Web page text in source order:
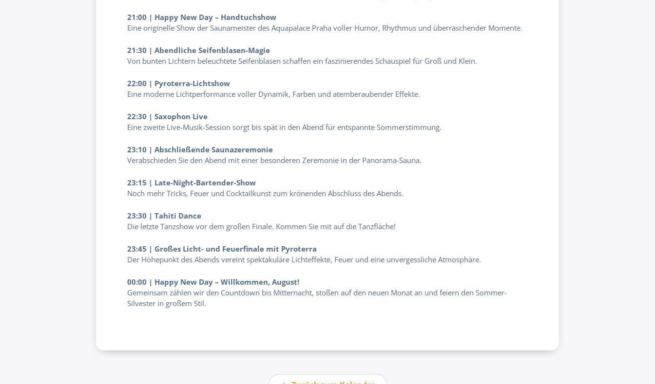
21:00 | Happy New Day – Handtuchshow
Eine originelle Show der Saunameister des Aquapalace Praha voller Humor, Rhythmus und überraschender Momente.
21:30 | Abendliche Seifenblasen-Magie
Von bunten Lichtern beleuchtete Seifenblasen schaffen ein faszinierendes Schauspiel für Groß und Klein.
22:00 | Pyroterra-Lichtshow
Eine moderne Lichtperformance voller Dynamik, Farben und atemberaubender Effekte.
22:30 | Saxophon Live
Eine zweite Live-Musik-Session sorgt bis spät in den Abend für entspannte Sommerstimmung.
23:10 | Abschließende Saunazeremonie
Verabschieden Sie den Abend mit einer besonderen Zeremonie in der Panorama-Sauna.
23:15 | Late-Night-Bartender-Show
Noch mehr Tricks, Feuer und Cocktailkunst zum krönenden Abschluss des Abends.
23:30 | Tahiti Dance
Die letzte Tanzshow vor dem großen Finale. Kommen Sie mit auf die Tanzfläche!
23:45 | Großes Licht- und Feuerfinale mit Pyroterra
Der Höhepunkt des Abends vereint spektakuläre Lichteffekte, Feuer und eine unvergessliche Atmosphäre.
00:00 | Happy New Day – Willkommen, August!
Gemeinsam zählen wir den Countdown bis Mitternacht, stoßen auf den neuen Monat an und feiern den Sommer-
Silvester in großem Stil.